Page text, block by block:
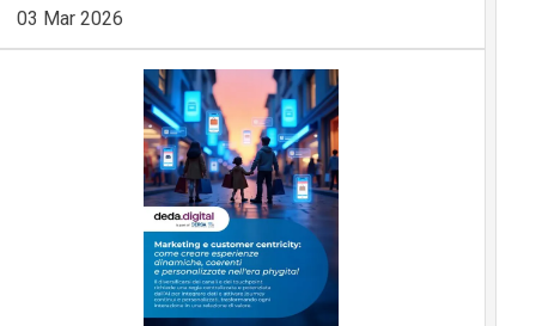
03 Mar 2026